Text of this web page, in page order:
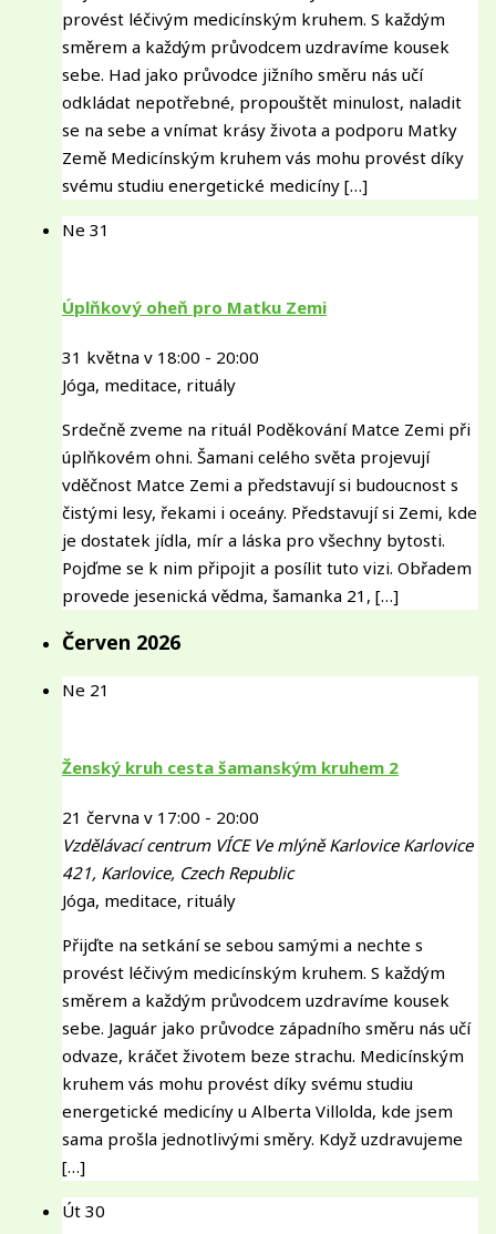
provést léčivým medicínským kruhem. S každým
směrem a každým průvodcem uzdravíme kousek
sebe. Had jako průvodce jižního směru nás učí
odkládat nepotřebné, propouštět minulost, naladit
se na sebe a vnímat krásy života a podporu Matky
Země Medicínským kruhem vás mohu provést díky
svému studiu energetické medicíny […]
Ne31
Úplňkový oheň pro Matku Zemi
31 května v 18:00 - 20:00
Jóga, meditace, rituály
Srdečně zveme na rituál Poděkování Matce Zemi při
úplňkovém ohni. Šamani celého světa projevují
vděčnost Matce Zemi a představují si budoucnost s
čistými lesy, řekami i oceány. Představují si Zemi, kde
je dostatek jídla, mír a láska pro všechny bytosti.
Pojďme se k nim připojit a posílit tuto vizi. Obřadem
provede jesenická vědma, šamanka 21, […]
Červen 2026
Ne 21
Ženský kruh cesta šamanským kruhem 2
21 června v 17:00 - 20:00
Vzdělávací centrum VÍCE Ve mlýně Karlovice Karlovice
421, Karlovice, Czech Republic
Jóga, meditace, rituály
Přijďte na setkání se sebou samými a nechte s
provést léčivým medicínským kruhem. S každým
směrem a každým průvodcem uzdravíme kousek
sebe. Jaguár jako průvodce západního směru nás učí
odvaze, kráčet životem beze strachu. Medicínským
kruhem vás mohu provést díky svému studiu
energetické medicíny u Alberta Villolda, kde jsem
sama prošla jednotlivými směry. Když uzdravujeme
[…]
Út30